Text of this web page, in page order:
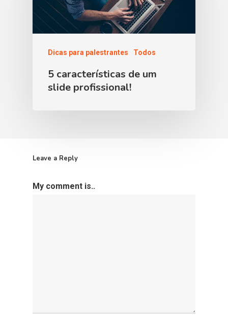
Dicas para palestrantes Todos
5 características de um
slide profissional!
Leave a Reply
My comment is..